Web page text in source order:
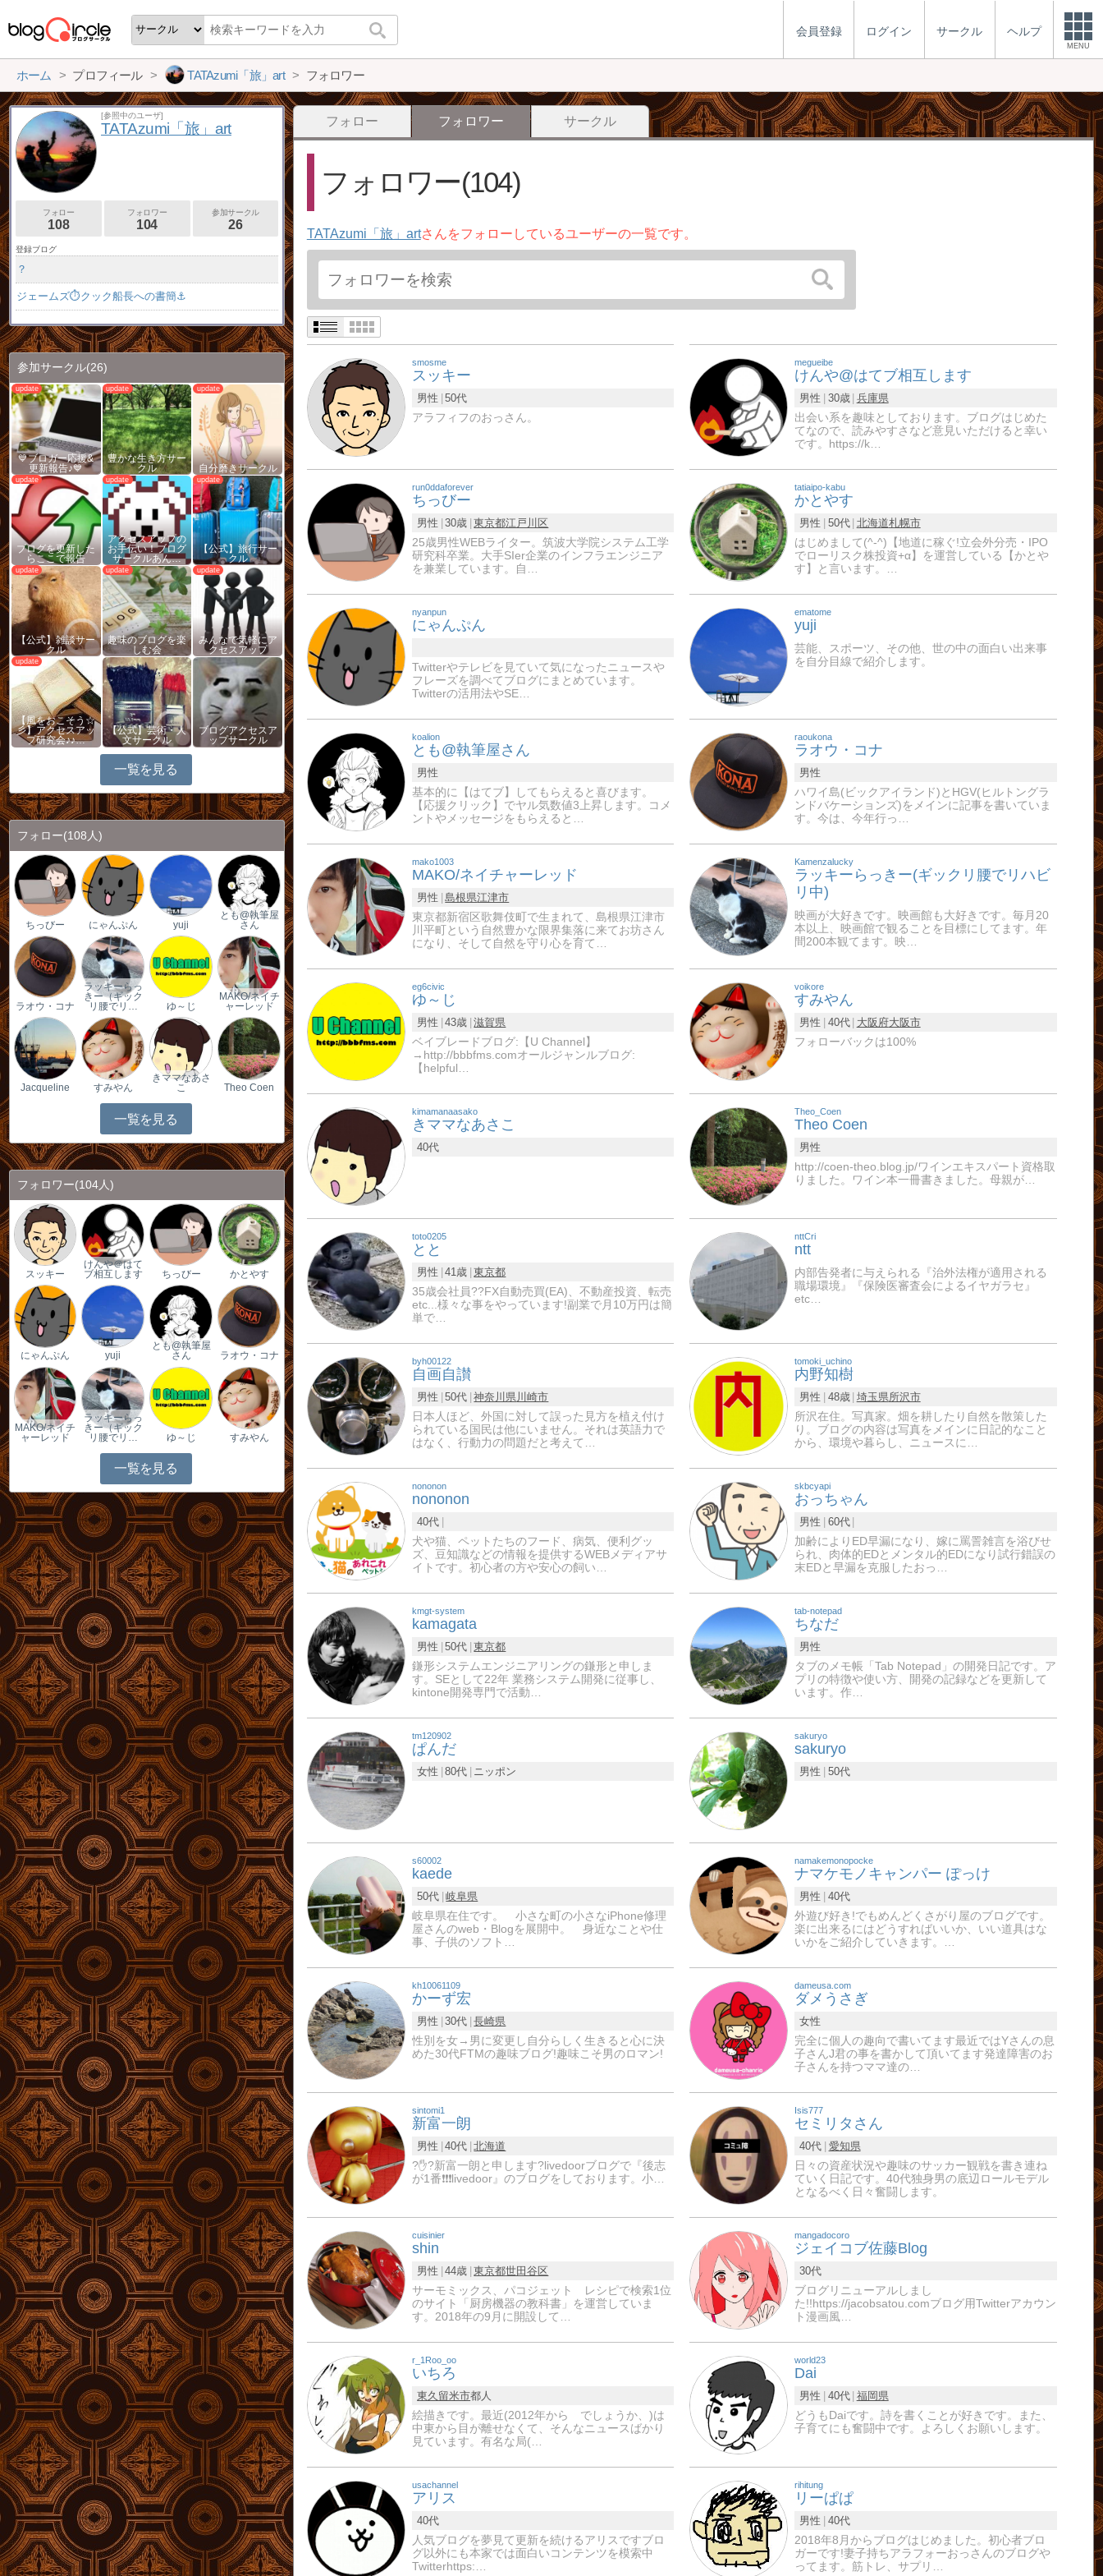
会員登録 ログイン サークル ヘルプ
MENU
ホーム プロフィール TATAzumi「旅」art フォロワー
フォロー フォロワー サークル
フォロワー(104)
TATAzumi「旅」artさんをフォローしているユーザーの一覧です。
smosme
スッキー
男性
50代
アラフィフのおっさん。
megueibe
けんや@はてブ相互します
男性 30歳 兵庫県
出会い系を趣味としております。ブログはじめた
てなので、読みやすさなど意見いただけると幸い
です。https://k…
run0ddaforever
ちっびー
男性 30歳 東京都江戸川区
25歳男性WEBライター。筑波大学院システム工学
研究科卒業。大手SIer企業のインフラエンジニア
を兼業しています。自…
tatiaipo-kabu
かとやす
男性 50代 北海道札幌市
はじめまして(^-^)【地道に稼ぐ!立会外分売・IPO
でローリスク株投資+α】を運営している【かとや
す】と言います。…
nyanpun
にゃんぷん
Twitterやテレビを見ていて気になったニュースや
フレーズを調べてブログにまとめています。
Twitterの活用法やSE…
ematome
yuji
芸能、スポーツ、その他、世の中の面白い出来事
を自分目線で紹介します。
koalion
とも@執筆屋さん
男性
基本的に【はてブ】してもらえると喜びます。
【応援クリック】でヤル気数値3上昇します。コメ
ントやメッセージをもらえると…
raoukona
ラオウ・コナ
男性
ハワイ島(ビックアイランド)とHGV(ヒルトングラ
ンドバケーションズ)をメインに記事を書いていま
す。今は、今年行っ…
mako1003
MAKO/ネイチャーレッド
男性 島根県江津市
東京都新宿区歌舞伎町で生まれて、島根県江津市
川平町という自然豊かな限界集落に来てお坊さん
になり、そして自然を守り心を育て…
Kamenzalucky
ラッキーらっきー(ギックリ腰でリハビ
リ中)
映画が大好きです。映画館も大好きです。毎月20
本以上、映画館で観ることを目標にしてます。年
間200本観てます。映…
eg6civic
ゆ～じ
男性 43歳 滋賀県
ベイブレードブログ:【U Channel】
→http://bbbfms.comオールジャンルブログ:
【helpful…
voikore
すみやん
男性 40代 大阪府大阪市
フォローバックは100%
kimamanaasako
きママなあさこ
40代
Theo_Coen
Theo Coen
男性
http://coen-theo.blog.jp/ワインエキスパート資格取
りました。ワイン本一冊書きました。母親が…
toto0205
とと
男性 41歳 東京都
35歳会社員?‍?FX自動売買(EA)、不動産投資、転売
etc...様々な事をやっています!副業で月10万円は簡
単で…
nttCri
ntt
内部告発者に与えられる『治外法権が適用される
職場環境』『保険医審査会によるイヤガラセ』
etc…
byh00122
自画自讃
男性 50代 神奈川県川崎市
日本人ほど、外国に対して誤った見方を植え付け
られている国民は他にいません。それは英語力で
はなく、行動力の問題だと考えて…
tomoki_uchino
内野知樹
男性 48歳 埼玉県所沢市
所沢在住。写真家。畑を耕したり自然を散策した
り。ブログの内容は写真をメインに日記的なこと
から、環境や暮らし、ニュースに…
nononon
nononon
40代
犬や猫、ペットたちのフード、病気、便利グッ
ズ、豆知識などの情報を提供するWEBメディアサ
イトです。初心者の方や安心の飼い…
skbcyapi
おっちゃん
男性
60代
加齢によりED早漏になり、嫁に罵詈雑言を浴びせ
られ、肉体的EDとメンタル的EDになり試行錯誤の
末EDと早漏を克服したおっ…
kmgt-system
kamagata
男性 50代 東京都
鎌形システムエンジニアリングの鎌形と申しま
す。SEとして22年 業務システム開発に従事し、
kintone開発専門で活動…
tab-notepad
ちなだ
男性
タブのメモ帳「Tab Notepad」の開発日記です。ア
プリの特徴や使い方、開発の記録などを更新して
います。作…
tm120902
ぱんだ
女性 80代 ニッポン
sakuryo
sakuryo
男性 50代
s60002
kaede
50代 岐阜県
岐阜県在住です。 小さな町の小さなiPhone修理
屋さんのweb・Blogを展開中。 身近なことや仕
事、子供のソフト…
namakemonopocke
ナマケモノキャンパー ぽっけ
男性
40代
外遊び好き!でもめんどくさがり屋のブログです。
楽に出来るにはどうすればいいか、いい道具はな
いかをご紹介していきます。…
kh10061109
かーず宏
男性 30代 長崎県
性別を女→男に変更し自分らしく生きると心に決
めた30代FTMの趣味ブログ!趣味こそ男のロマン!
dameusa.com
ダメうさぎ
女性
完全に個人の趣向で書いてます最近ではYさんの息
子さんJ君の事を書かして頂いてます発達障害のお
子さんを持つママ達の…
sintomi1
新富一朗
男性 40代 北海道
?✋?新富一朗と申します?livedoorブログで『後志
が1番❗❗❗livedoor』のブログをしております。小…
Isis777
セミリタさん
40代 愛知県
日々の資産状況や趣味のサッカー観戦を書き連ね
ていく日記です。40代独身男の底辺ロールモデル
となるべく日々奮闘します。
cuisinier
shin
男性 44歳 東京都世田谷区
サーモミックス、パコジェット レシピで検索1位
のサイト「厨房機器の教科書」を運営していま
す。2018年の9月に開設して…
mangadocoro
ジェイコブ佐藤Blog
30代
ブログリニューアルしまし
た!!https://jacobsatou.comブログ用Twitterアカウン
ト漫画風…
r_1Roo_oo
いちろ
東久留米市都人
絵描きです。最近(2012年から でしょうか、)は
中東から目が離せなくて、そんなニュースばかり
見ています。有名な局(…
world23
Dai
男性 40代 福岡県
どうもDaiです。詩を書くことが好きです。また、
子育てにも奮闘中です。よろしくお願いします。
usachannel
アリス
40代
人気ブログを夢見て更新を続けるアリスですブロ
グ以外にも本家では面白いコンテンツを模索中
Twitterhttps:…
rihitung
リーぱぱ
男性
40代
2018年8月からブログはじめました。初心者ブロ
ガーです!妻子持ちアラフォーおっさんのブログや
ってます。筋トレ、サプリ…
[参照中のユーザ]
TATAzumi「旅」art
フォロー
108
フォロワー
104
参加サークル
26
登録ブログ
？
ジェームズ⏱クック船長への書簡⚓
参加サークル(26)
💙ブロガー応援&
更新報告♪💙
豊かな生き方サー
クル
自分磨きサークル
ブログを更新した
らここで報告
アクセスアップの
お手伝い！ブログ
サークルあん…
【公式】旅行サー
クル
【公式】雑談サー
クル
趣味のブログを楽
しむ会
みんなで気軽にア
クセスアップ
【風をおこそう☆
彡】アクセスアッ
プ研究会♪♪…
【公式】芸術・人
文サークル
ブログアクセスア
ップサークル
一覧を見る
フォロー(108人)
ちっびー にゃんぷん yuji
とも@執筆屋
さん
ラオウ・コナ
ラッキーらっ
きー（ギック
リ腰でリ…
ゆ～じ
MAKO/ネイチ
ャーレッド
Jacqueline すみやん
きママなあさ
こ
Theo Coen
一覧を見る
フォロワー(104人)
スッキー
けんや＠はて
ブ相互します
ちっびー かとやす
にゃんぷん yuji
とも@執筆屋
さん
ラオウ・コナ
MAKO/ネイチ
ャーレッド
ラッキーらっ
きー（ギック
リ腰でリ…
ゆ～じ すみやん
一覧を見る